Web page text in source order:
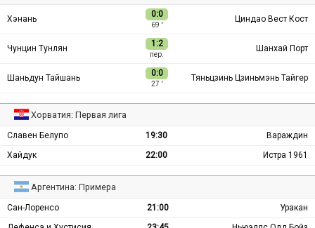
Хэнань 0:0
69 ′
Циндао Вест Кост
Чунцин Тунлян 1:2
пер.
Шанхай Порт
Шаньдун Тайшань 0:0
27 ′
Тяньцзинь Цзиньмэнь Тайгер
Хорватия: Первая лига
Славен Белупо 19:30
Вараждин
Хайдук
22:00 Истра 1961
Аргентина: Примера
Сан-Лоренсо 21:00
Уракан